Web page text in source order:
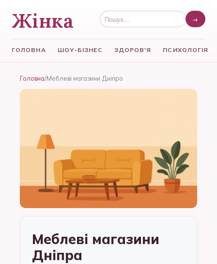
Жінка →
ГОЛОВНА ШОУ-БІЗНЕС ЗДОРОВ'Я ПСИХОЛОГІЯ
Головна/Меблеві магазини Дніпро
Меблеві магазини
Дніпра